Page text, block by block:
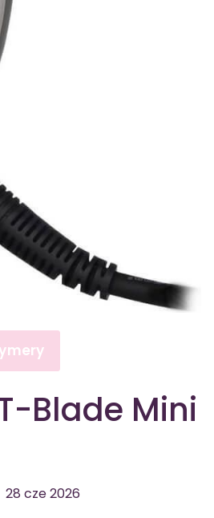
Blade Mini
28 cze 2026